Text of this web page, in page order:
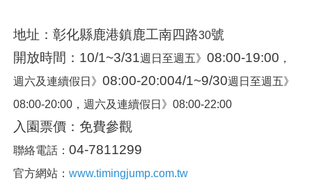
地址：彰化縣鹿港鎮鹿工南四路30號
開放時間：10/1~3/31週日至週五》08:00-19:00 ，
週六及連續假日》08:00-20:004/1~9/30週日至週五》
08:00-20:00 ，週六及連續假日》08:00-22:00
入園票價：免費參觀
聯絡電話：04-7811299
官方網站：www.timingjump.com.tw